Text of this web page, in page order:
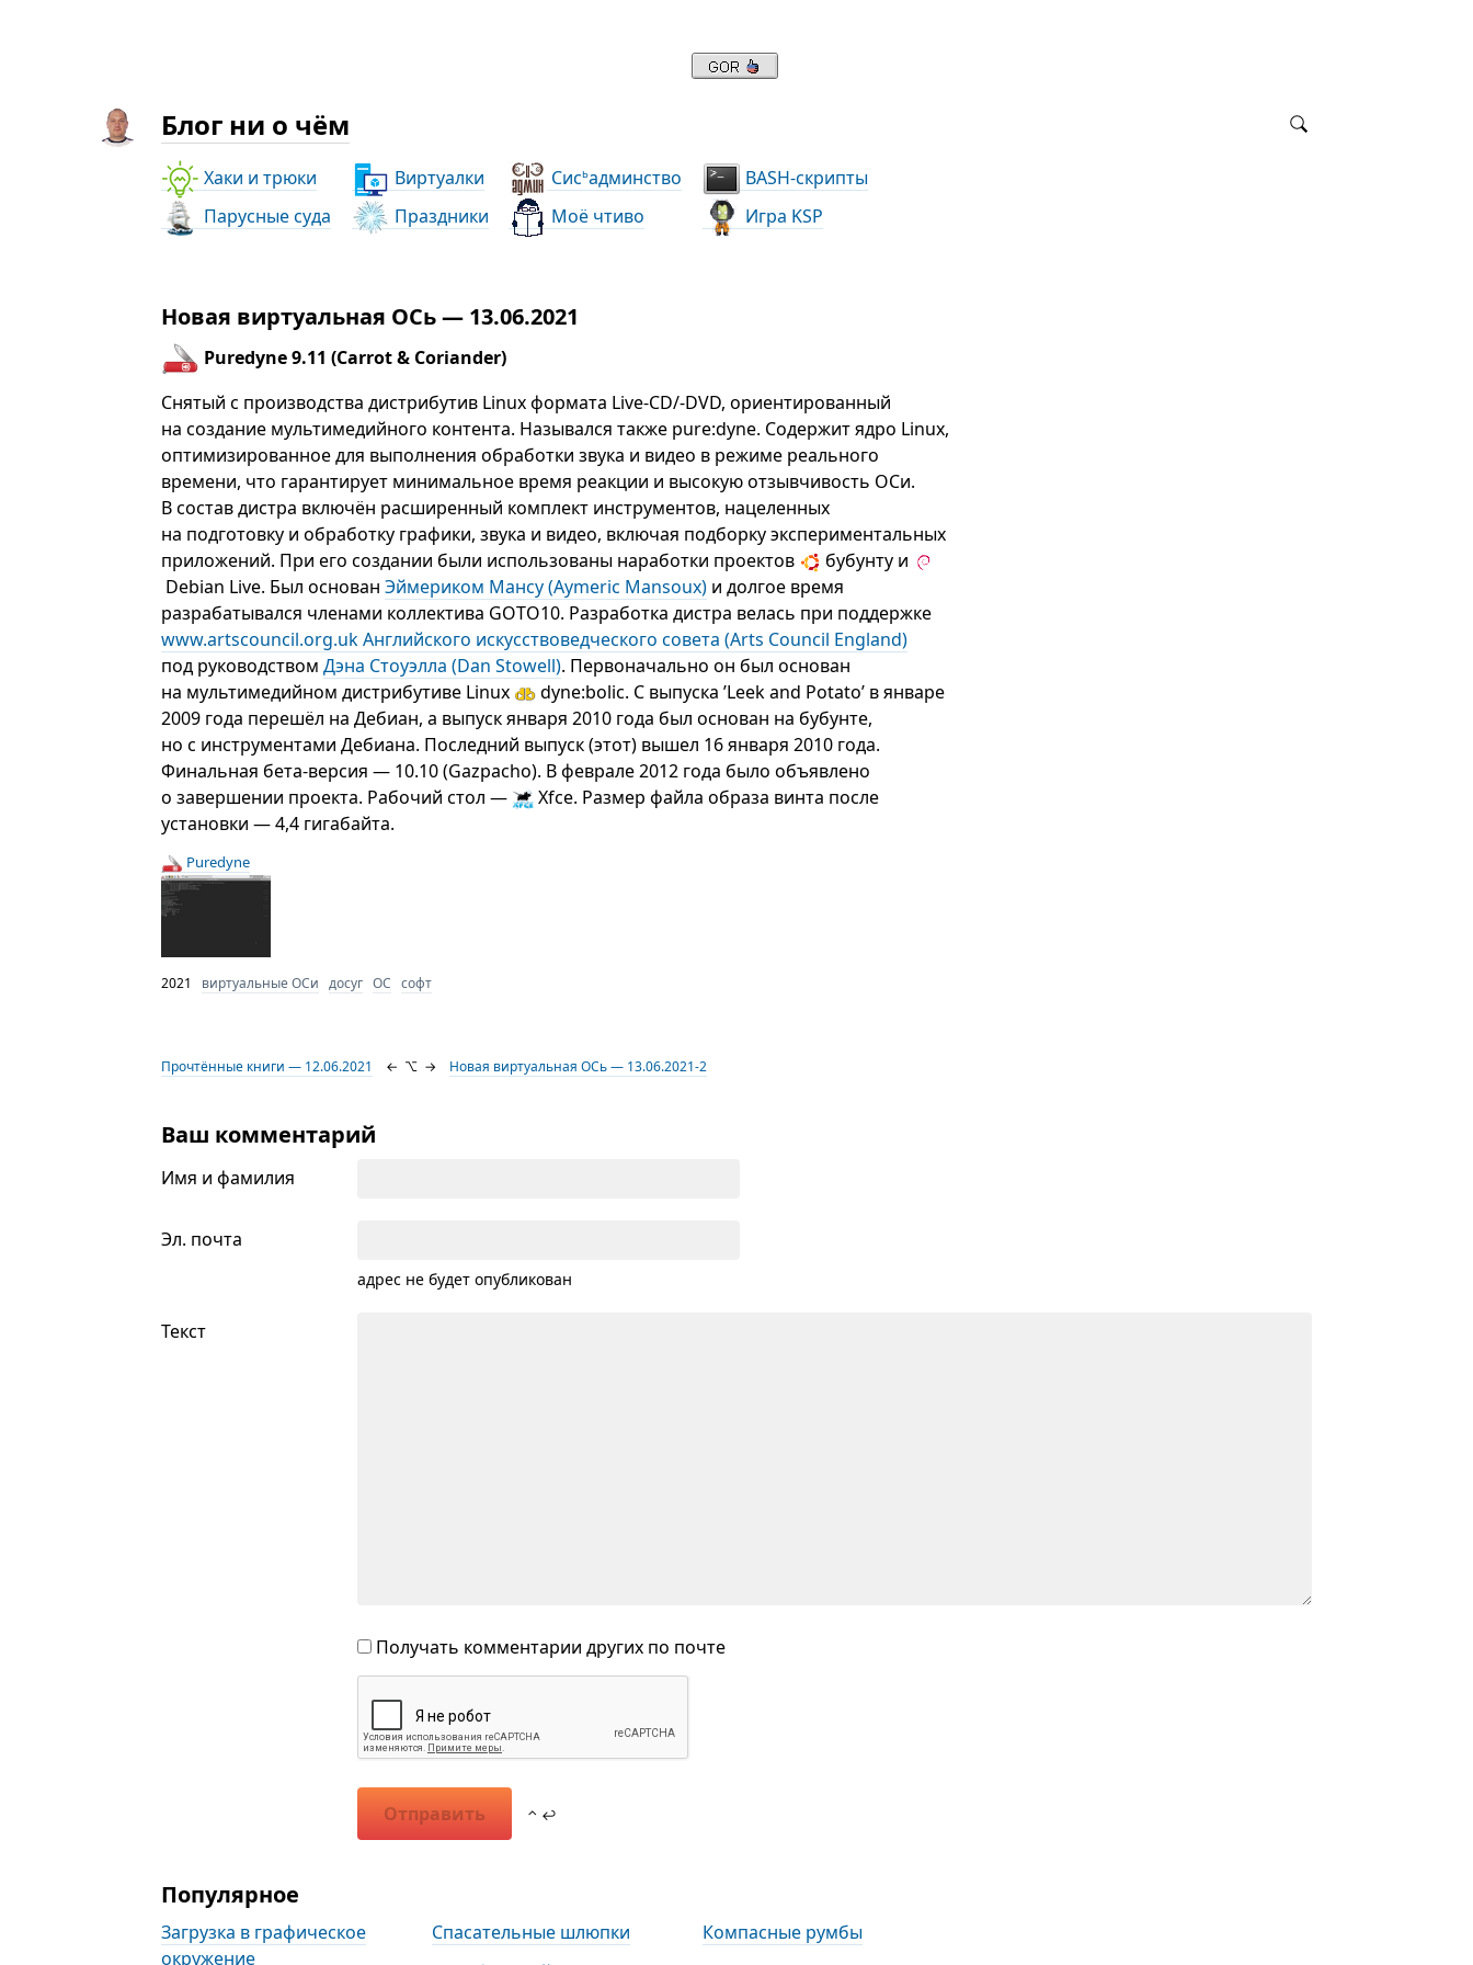
Блог ни о чём
Хаки и трюки Виртуалки Сисьадминство
BASH-скрипты
Парусные суда
Праздники Моё чтиво Игра KSP
Новая виртуальная ОСь — 13.06.2021
Puredyne 9.11 (Carrot & Coriander)
Снятый с производства дистрибутив Linux формата Live-CD/-DVD, ориентированный
на создание мультимедийного контента. Назывался также pure:dyne. Содержит ядро Linux,
оптимизированное для выполнения обработки звука и видео в режиме реального
времени, что гарантирует минимальное время реакции и высокую отзывчивость ОСи.
В состав дистра включён расширенный комплект инструментов, нацеленных
на подготовку и обработку графики, звука и видео, включая подборку экспериментальных
приложений. При его создании были использованы наработки проектов
бубунту и
Debian Live. Был основанЭймериком Мансу (Aymeric Mansoux) и долгое время
разрабатывался членами коллектива GOTO10. Разработка дистра велась при поддержке
www.artscouncil.org.uk Английского искусствоведческого совета (Arts Council England)
под руководствомДэна Стоуэлла (Dan Stowell). Первоначально он был основан
на мультимедийном дистрибутиве Linux
dyne:bolic. С выпуска ’Leek and Potato’ в январе
2009 года перешёл на Дебиан, а выпуск января 2010 года был основан на бубунте,
но с инструментами Дебиана. Последний выпуск (этот) вышел 16 января 2010 года.
Финальная бета-версия — 10.10 (Gazpacho). В феврале 2012 года было объявлено
о завершении проекта. Рабочий стол —
Xfce. Размер файла образа винта после
установки — 4,4 гигабайта.
Puredyne
2021 виртуальные ОСи досуг ОС софт
Прочтённые книги — 12.06.2021 ← ⌥ → Новая виртуальная ОСь — 13.06.2021-2
Ваш комментарий
Имя и фамилия
Эл. почта
адрес не будет опубликован
Текст
Получать комментарии других по почте
Отправить ⌃ ↩
Популярное
Загрузка в графическое
окружение
Спасательные шлюпки
Компасные румбы